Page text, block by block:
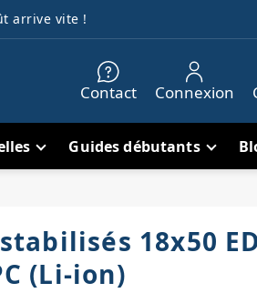
arrive vite !
Contact Connexion
Guides débutants
18x50
(Li-ion)